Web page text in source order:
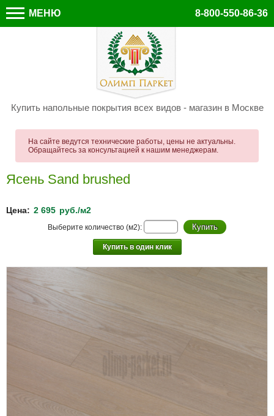
МЕНЮ 8-800-550-86-36
Купить напольные покрытия всех видов - магазин в Москве
На сайте ведутся технические работы, цены не актуальны.
Обращайтесь за консультацией к нашим менеджерам.
Ясень Sand brushed
Цена: 2 695 руб./м2
Выберите количество (м2):
Купить в один клик